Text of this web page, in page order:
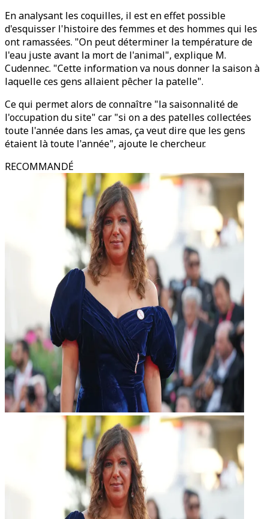
En analysant les coquilles, il est en effet possible
d'esquisser l'histoire des femmes et des hommes qui les
ont ramassées. "On peut déterminer la température de
l'eau juste avant la mort de l'animal", explique M.
Cudennec. "Cette information va nous donner la saison à
laquelle ces gens allaient pêcher la patelle".
Ce qui permet alors de connaître "la saisonnalité de
l'occupation du site" car "si on a des patelles collectées
toute l'année dans les amas, ça veut dire que les gens
étaient là toute l'année", ajoute le chercheur.
RECOMMANDÉ